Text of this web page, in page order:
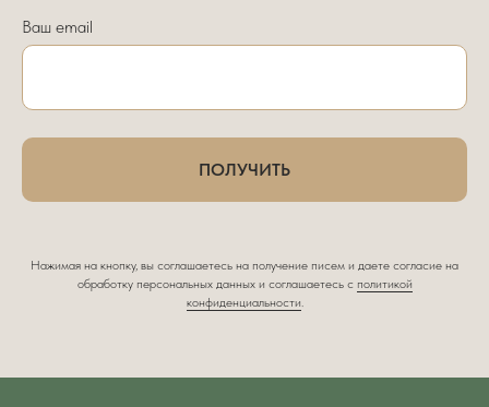
Ваш email
ПОЛУЧИТЬ
Нажимая на кнопку, вы соглашаетесь на получение писем и даете согласие на
обработку персональных данных и соглашаетесь c политикой
конфиденциальности.